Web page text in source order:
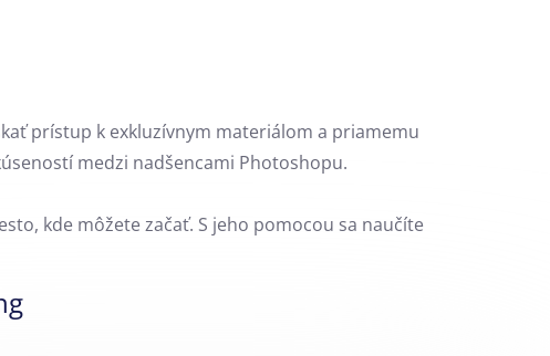
prístup k exkluzívnym materiálom a priamemu
medzi nadšencami Photoshopu.
kde môžete začať. S jeho pomocou sa naučíte